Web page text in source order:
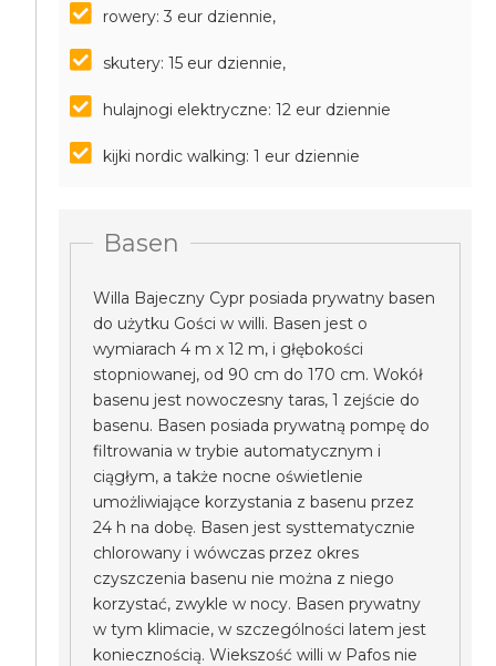
rowery: 3 eur dziennie,
skutery: 15 eur dziennie,
hulajnogi elektryczne: 12 eur dziennie
kijki nordic walking: 1 eur dziennie
Basen
Willa Bajeczny Cypr posiada prywatny basen
do użytku Gości w willi. Basen jest o
wymiarach 4 m x 12 m, i głębokości
stopniowanej, od 90 cm do 170 cm. Wokół
basenu jest nowoczesny taras, 1 zejście do
basenu. Basen posiada prywatną pompę do
filtrowania w trybie automatycznym i
ciągłym, a także nocne oświetlenie
umożliwiające korzystania z basenu przez
24 h na dobę. Basen jest systtematycznie
chlorowany i wówczas przez okres
czyszczenia basenu nie można z niego
korzystać, zwykle w nocy. Basen prywatny
w tym klimacie, w szczególności latem jest
koniecznością. Wiekszość willi w Pafos nie